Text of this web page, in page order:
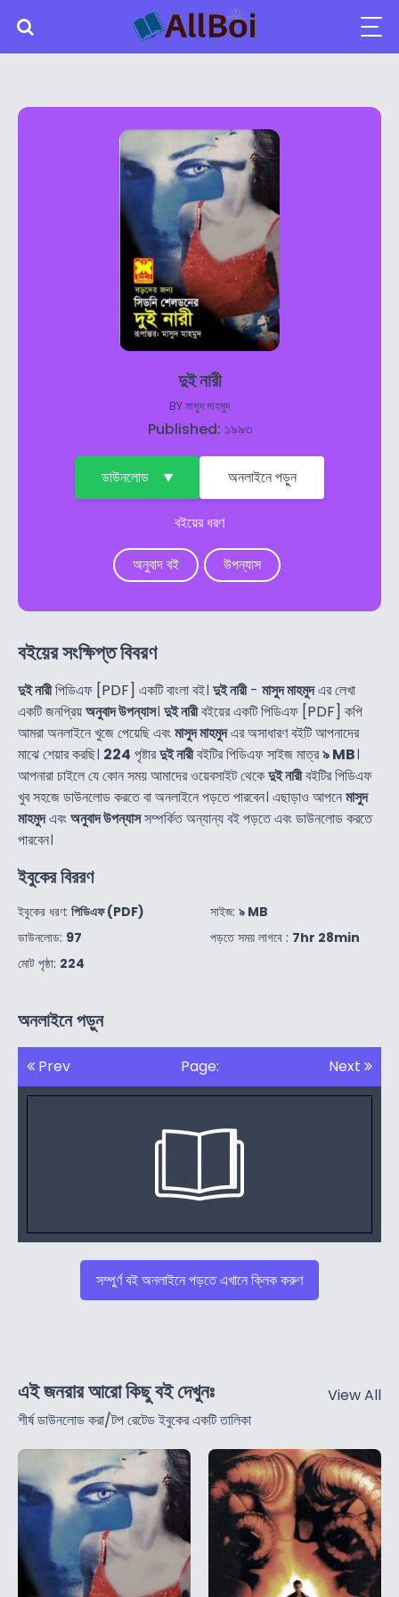
দুই নারী
BYমাসুদ মাহমুদ
Published: ১৯৯৩
ডাউনলোড অনলাইনে পড়ুন
বইয়ের ধরণ
অনুবাদ বই উপন্যাস
বইয়ের সংক্ষিপ্ত বিবরণ
দুই নারীপিডিএফ [PDF] একটি বাংলা বই। দুই নারী- মাসুদ মাহমুদএর লেখা
একটি জনপ্রিয়অনুবাদ উপন্যাস। দুই নারীবইয়ের একটি পিডিএফ [PDF] কপি
আমরা অনলাইনে খুজে পেয়েছি এবংমাসুদ মাহমুদএর অসাধারণ বইটি আপনাদের
মাঝে শেয়ার করছি। 224 পৃষ্টারদুই নারীবইটির পিডিএফ সাইজ মাত্র৯ MB।
আপনারা চাইলে যে কোন সময় আমাদের ওয়েবসাইট থেকেদুই নারীবইটির পিডিএফ
খুব সহজে ডাউনলোড করতে বা অনলাইনে পড়তে পারবেন। এছাড়াও আপনেমাসুদ
মাহমুদএবংঅনুবাদ উপন্যাসসম্পর্কিত অন্যান্য বই পড়তে এবং ডাউনলোড করতে
পারবেন।
ইবুকের বিররণ
ইবুকের ধরণ: পিডিএফ (PDF)
ডাউনলোড: 97
মোট পৃষ্ঠা: 224
সাইজ: ৯ MB
পড়তে সময় লাগবে : 7hr 28min
অনলাইনে পড়ুন
Prev Page: Next
সম্পুর্ণ বই অনলাইনে পড়তে এখানে ক্লিক করুণ
এই জনরার আরো কিছু বই দেখুনঃ
শীর্ষ ডাউনলোড করা/টপ রেটেড ইবুকের একটি তালিকা
View All